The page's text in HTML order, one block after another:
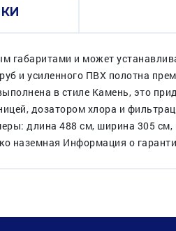
габаритами и может
и усиленного ПВХ полотна
в стиле Камень, это
дозатором хлора и
длина 488 см, ширина 305
наземная Информация о